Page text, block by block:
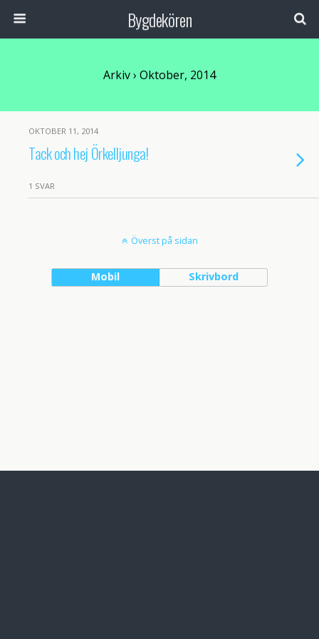
Bygdekören
Arkiv › Oktober, 2014
OKTOBER 11, 2014
Tack och hej Örkelljunga!
1 SVAR
Överst på sidan
Mobil Skrivbord